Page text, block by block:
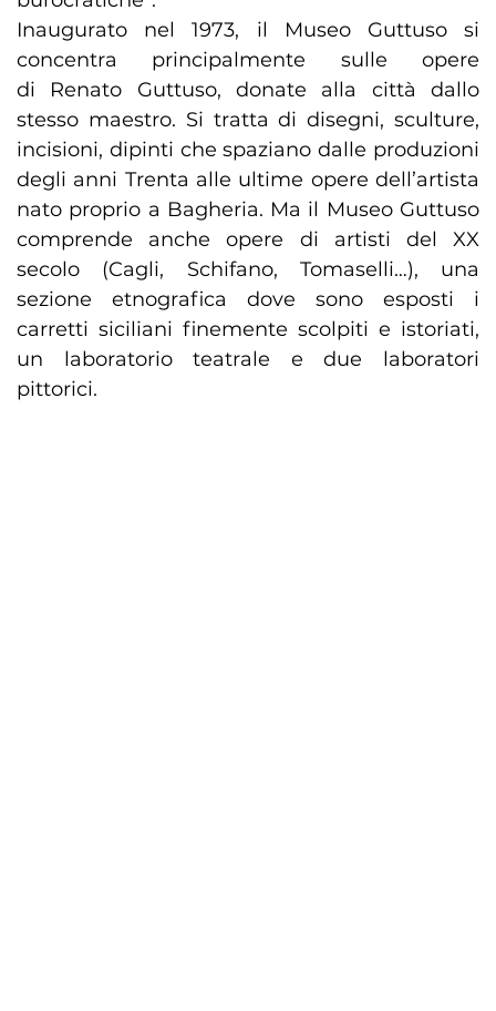
Inaugurato nel 1973, il Museo Guttuso si
concentra principalmente sulle opere
di Renato Guttuso, donate alla città dallo
stesso maestro. Si tratta di disegni, sculture,
incisioni, dipinti che spaziano dalle produzioni
degli anni Trenta alle ultime opere dell’artista
nato proprio a Bagheria. Ma il Museo Guttuso
comprende anche opere di artisti del XX
secolo (Cagli, Schifano, Tomaselli…), una
sezione etnografica dove sono esposti i
carretti siciliani finemente scolpiti e istoriati,
un laboratorio teatrale e due laboratori
pittorici.